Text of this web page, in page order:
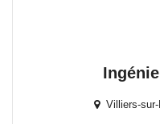
Villiers-